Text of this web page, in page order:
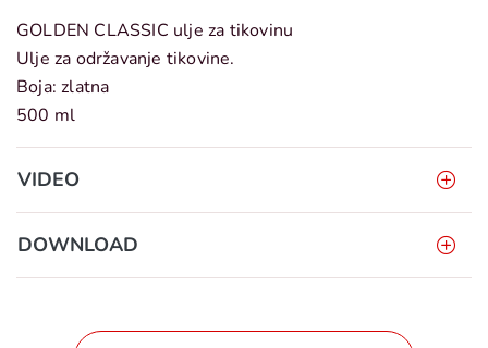
GOLDEN CLASSIC ulje za tikovinu
Ulje za održavanje tikovine.
Boja: zlatna
500 ml
VIDEO
DOWNLOAD